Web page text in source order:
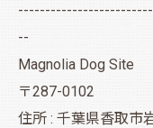
--
Magnolia Dog Site
〒287-0102
住所 : 千葉県香取市